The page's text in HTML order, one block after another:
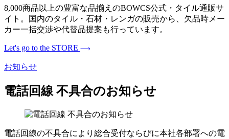
8,000商品以上の豊富な品揃えのBOWCS公式・タイル通販サ
イト。国内のタイル・石材・レンガの販売から、欠品時メー
カー一括交渉や代替品提案も行っています。
Let's go to the STORE
お知らせ
電話回線 不具合のお知らせ
電話回線の不具合により総合受付ならびに本社各部署への電